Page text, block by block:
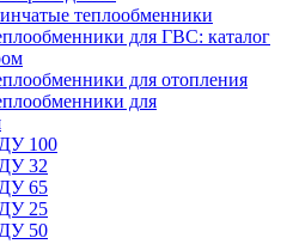
теплообменники
для ГВС: каталог
для отопления
для
100
32
65
25
50